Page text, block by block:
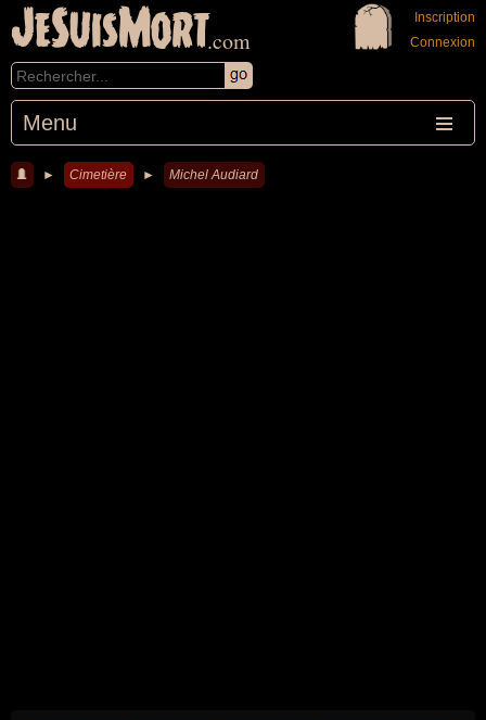
JeSuisMort.com
Menu
Inscription
Connexion
► Cimetière ► Michel Audiard